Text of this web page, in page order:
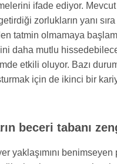
ifade ediyor.
zorlukların yanı
tatmin olmamaya
daha mutlu
etkili oluyor. Bazı
için de ikinci bir
beceri tabanı
yaklaşımını